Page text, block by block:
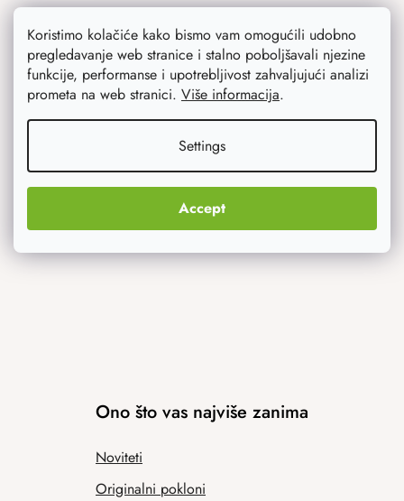
Koristimo kolačiće kako bismo vam omogućili udobno
pregledavanje web stranice i stalno poboljšavali njezine
funkcije, performanse i upotrebljivost zahvaljujući analizi
prometa na web stranici. Više informacija.
Settings
Accept
Opći uvjeti poslovanja
Zaštita osobnih podataka
Savjetujemo vas
Inspiracija
Ono što vas najviše zanima
Noviteti
Originalni pokloni